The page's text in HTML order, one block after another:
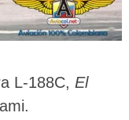
L-188C, El